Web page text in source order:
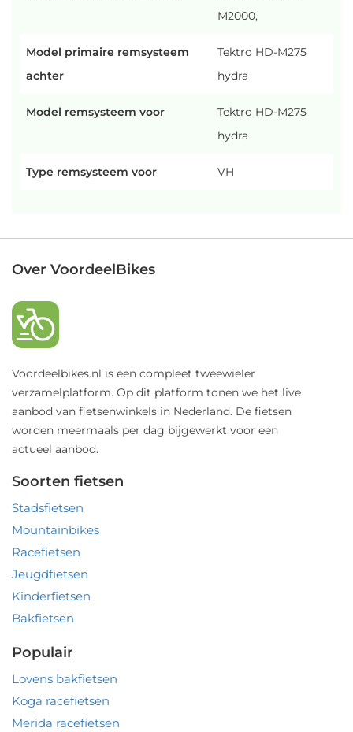
M2000,
Model primaire remsysteem
achter
Tektro HD-M275
hydra
Model remsysteem voor
Tektro HD-M275
hydra
Type remsysteem voor VH
Over VoordeelBikes
Voordeelbikes.nl is een compleet tweewieler
verzamelplatform. Op dit platform tonen we het live
aanbod van fietsenwinkels in Nederland. De fietsen
worden meermaals per dag bijgewerkt voor een
actueel aanbod.
Soorten fietsen
Stadsfietsen
Mountainbikes
Racefietsen
Jeugdfietsen
Kinderfietsen
Bakfietsen
Populair
Lovens bakfietsen
Koga racefietsen
Merida racefietsen